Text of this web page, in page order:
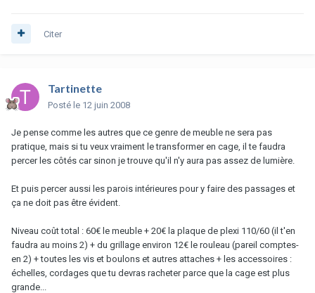
Citer
Tartinette
Posté le 12 juin 2008
Je pense comme les autres que ce genre de meuble ne sera pas
pratique, mais si tu veux vraiment le transformer en cage, il te faudra
percer les côtés car sinon je trouve qu'il n'y aura pas assez de lumière.
Et puis percer aussi les parois intérieures pour y faire des passages et
ça ne doit pas être évident.
Niveau coût total : 60€ le meuble + 20€ la plaque de plexi 110/60 (il t'en
faudra au moins 2) + du grillage environ 12€ le rouleau (pareil comptes-
en 2) + toutes les vis et boulons et autres attaches + les accessoires :
échelles, cordages que tu devras racheter parce que la cage est plus
grande...